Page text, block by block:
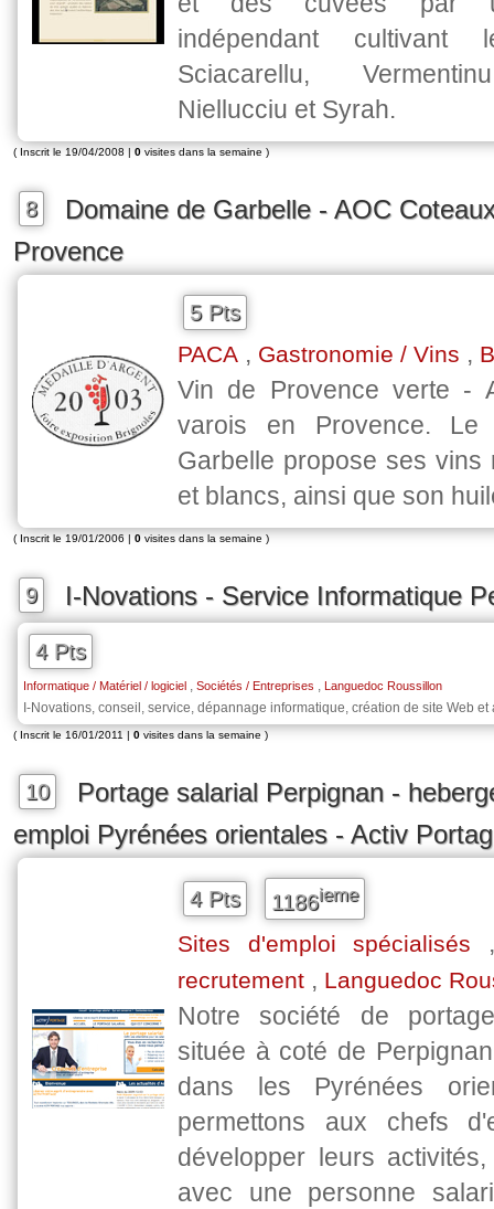
indépendant cultivant
Sciacarellu,
Niellucciu et Syrah.
( Inscrit le 19/04/2008 | 0 visites dans la semaine )
8
Domaine de Garbelle - AOC
Provence
5 Pts
PACA , Gastronomie / Vins ,
Vin de Provence verte -
varois en Provence. Le
Garbelle propose ses vins
et blancs, ainsi que son
( Inscrit le 19/01/2006 | 0 visites dans la semaine )
9 I-Novations - Service Informatique
4 Pts
Informatique / Matériel / logiciel , Sociétés / Entreprises , Languedoc Roussillon
I-Novations, conseil, service, dépannage informatique, création de site Web
( Inscrit le 16/01/2011 | 0 visites dans la semaine )
10
Portage salarial Perpignan -
emploi Pyrénées orientales - Activ
4 Pts 1186ieme
Sites d'emploi spécialisés
recrutement , Languedoc
Notre société de
située à coté de
dans les Pyrénées
permettons aux chefs
développer leurs
avec une personne